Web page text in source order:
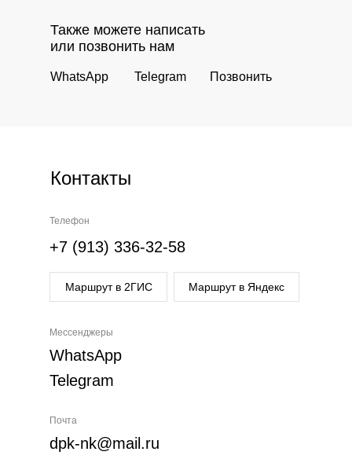
Позвонить
Telegram
WhatsApp
Также можете написать
или позвонить нам
Контакты
Мессенджеры
WhatsApp
Telegram
Телефон
+7 (913) 336-32-58
Почта
dpk-nk@mail.ru
Маршрут в 2ГИС Маршрут в Яндекс